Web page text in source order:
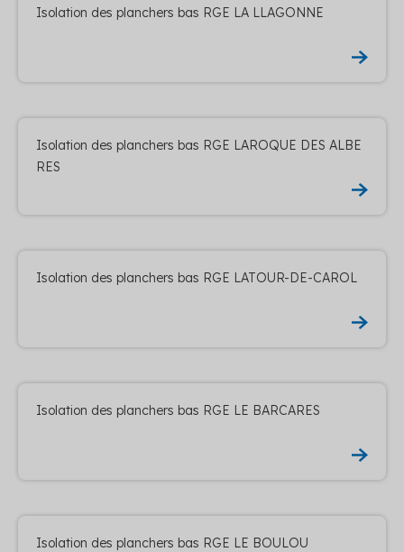
Isolation des planchers bas RGE LA LLAGONNE
Isolation des planchers bas RGE LAROQUE DES ALBE
RES
Isolation des planchers bas RGE LATOUR-DE-CAROL
Isolation des planchers bas RGE LE BARCARES
Isolation des planchers bas RGE LE BOULOU